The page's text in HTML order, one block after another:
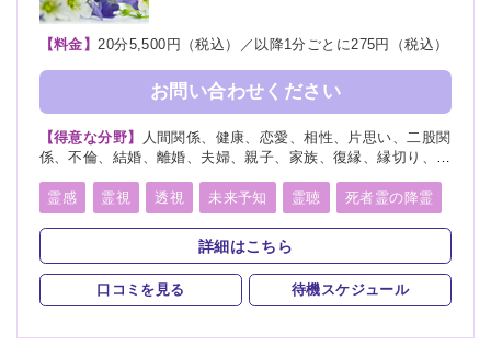
【料金】20分5,500円（税込）／以降1分ごとに275円（税込）
お問い合わせください
【得意な分野】
人間関係、健康、恋愛、相性、片思い、二股関
係、不倫、結婚、離婚、夫婦、親子、家族、復縁、縁切り、人
霊感
霊視 透視 未来予知 霊聴 死者霊の降霊
縁切り 浄霊 祈願 祈祷
詳細はこちら
口コミを見る 待機スケジュール